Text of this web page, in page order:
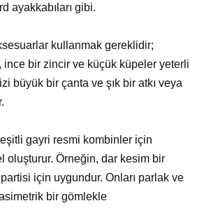
ayakkabıları gibi.
kullanmak gereklidir;
ince bir zincir ve küçük küpeler yeterli
büyük bir çanta ve şık bir atkı veya
gayri resmi kombinler için
oluşturur. Örneğin, dar kesim bir
için uygundur. Onları parlak ve
asimetrik bir gömlekle